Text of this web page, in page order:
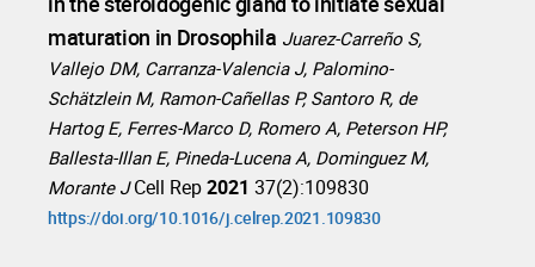
maturation in Drosophila Juarez-Carreño S,
Vallejo DM, Carranza-Valencia J, Palomino-
Schätzlein M, Ramon-Cañellas P, Santoro R, de
Hartog E, Ferres-Marco D, Romero A, Peterson HP,
Ballesta-Illan E, Pineda-Lucena A, Dominguez M,
Morante J Cell Rep2021 37(2):109830
https://doi.org/10.1016/j.celrep.2021.109830